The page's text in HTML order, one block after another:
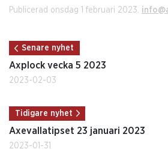
Publicerad onsdag 1 februari 2023.
Senare nyhet
Axplock vecka 5 2023
2023-02-03
Tidigare nyhet
Axevallatipset 23 januari 2023
2023-01-31